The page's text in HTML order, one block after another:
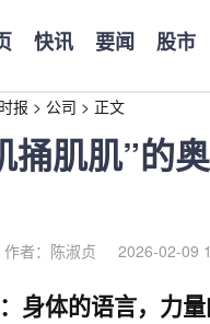
快讯 要闻 股市
报 > 公司 > 正文
捅肌肌”的
作者：陈淑贞 2026-02-09
身体的语言，力